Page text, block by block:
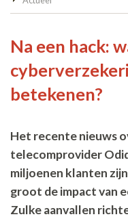
Na een hack:
betekenen?
Het recente nieuws
telecomprovider
miljoenen klanten
groot de impact van
Zulke aanvallen